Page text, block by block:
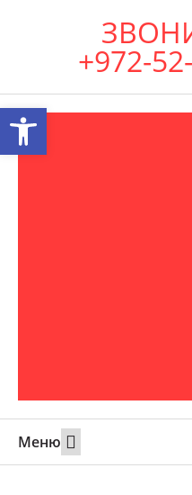
+972-
Меню
Открыть панель